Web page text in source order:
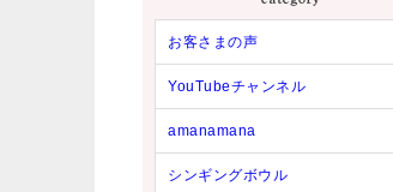
お客さまの声
YouTubeチャンネル
amanamana
シンギングボウル